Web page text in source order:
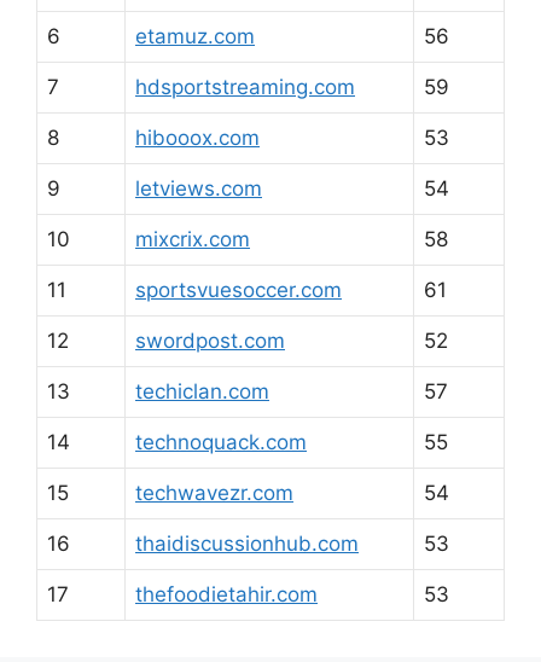
6 etamuz.com 56
7 hdsportstreaming.com 59
8 hibooox.com 53
9 letviews.com 54
10 mixcrix.com 58
11 sportsvuesoccer.com 61
12 swordpost.com 52
13 techiclan.com 57
14 technoquack.com 55
15 techwavezr.com 54
16 thaidiscussionhub.com 53
17 thefoodietahir.com 53